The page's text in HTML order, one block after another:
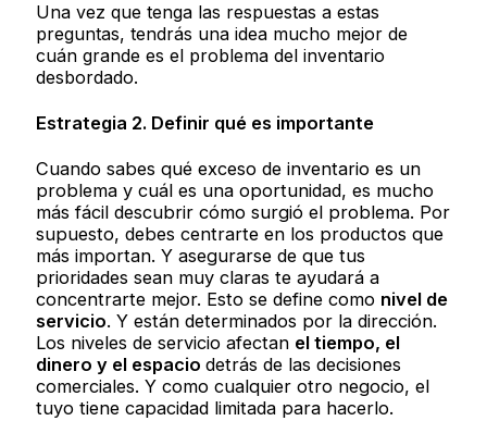
Una vez que tenga las respuestas a estas
preguntas, tendrás una idea mucho mejor de
cuán grande es el problema del inventario
desbordado.
Estrategia 2. Definir qué es importante
Cuando sabes qué exceso de inventario es un
problema y cuál es una oportunidad, es mucho
más fácil descubrir cómo surgió el problema. Por
supuesto, debes centrarte en los productos que
más importan. Y asegurarse de que tus
prioridades sean muy claras te ayudará a
concentrarte mejor. Esto se define como nivel de
servicio. Y están determinados por la dirección.
Los niveles de servicio afectan el tiempo, el
dinero y el espaciodetrás de las decisiones
comerciales. Y como cualquier otro negocio, el
tuyo tiene capacidad limitada para hacerlo.